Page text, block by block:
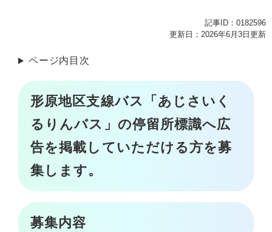
記事ID：0182596
更新日：2026年6月3日更新
ページ内目次
形原地区支線バス「あじさいく
るりんバス」の停留所標識へ広
告を掲載していただける方を募
集します。
募集内容